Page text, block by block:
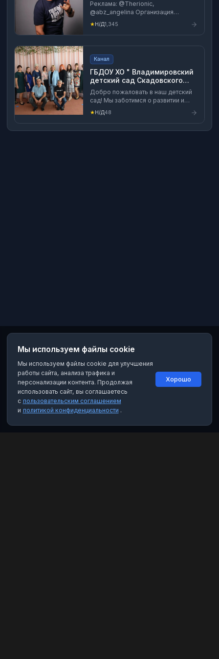
Реклама: @Therionic,
@abz_angelina Организация
выступлений: Стас - +7 953 285-12-
49 Обо всём с юмором, иронией и
трэшем!
★Н/Д1,345
Канал
ГБДОУ ХО " Владимировский
детский сад Скадовского
района"
Добро пожаловать в наш детский
сад! Мы заботимся о развитии и
благополучии ваших детей с
любовью и вниманием. Стремимся
создать комфортную и безопасную
★ Н/Д48
Мы используем файлы cookie
Мы используем файлы cookie для улучшения
работы сайта, анализа трафика и
персонализации контента. Продолжая
использовать сайт, вы соглашаетесь
с пользовательским соглашением
и политикой конфиденциальности .
Хорошо